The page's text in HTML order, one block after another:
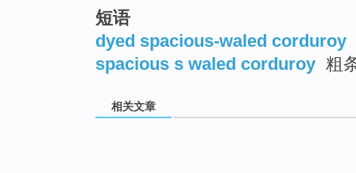
短语
dyed spacious-waled corduroy
spacious s waled corduroy 粗
相关文章